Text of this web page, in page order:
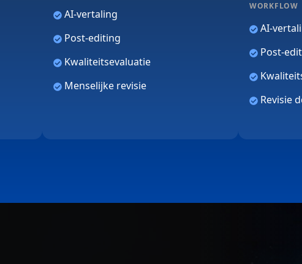
AI-vertaling
Post-editing
Kwaliteitsevaluatie
Menselijke revisie
WORKFLOW
AI-
Post-
Revisie